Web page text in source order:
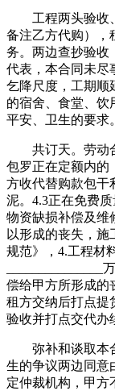
工程两头验收、
备注乙方代购），
务。两边查抄验收
代表，本合同未尽
乞降尺度，工期顺
的宿舍、食堂、饮
平安、卫生的要求。
共订天。劳动合
包罗正在定额内的
方收代替购款包干
泥。4.3正在免费
物资缺损补偿及维
以形成的丧失，
规范》，4.工程材
偿给甲方所形成的
租方交纳后打点提
验收并打点交代办
弥补和谈取本合
生的争议两边同意
定仲裁机构，甲方